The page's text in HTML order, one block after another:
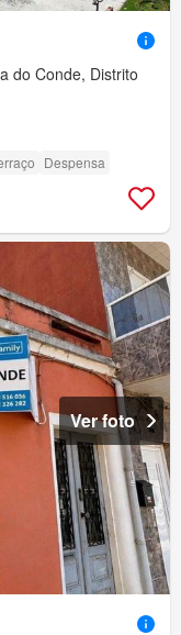
do Conde, Distrito
Despensa
Ver foto